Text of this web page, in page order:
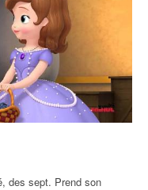
des sept. Prend son